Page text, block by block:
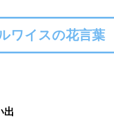
ワイスの花言葉
出